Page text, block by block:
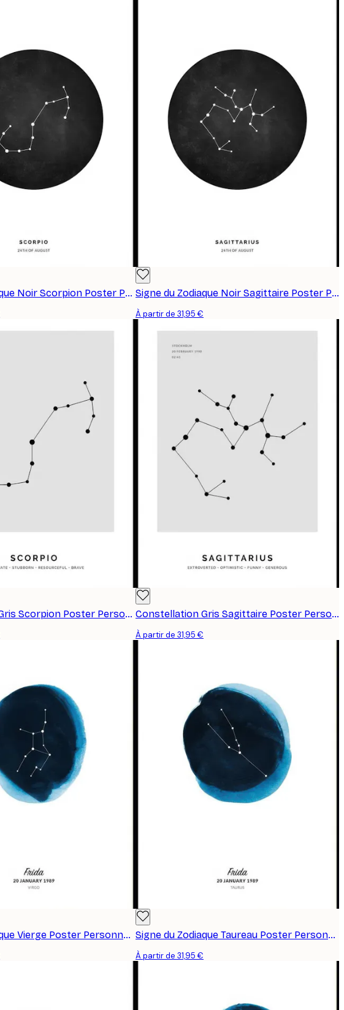
Signe du Zodiaque Noir Scorpion Poster Personnalisé Signe du Zodiaque Noir Sagittaire Poster Personnalisé
À partir de 31,95 €
Constellation Gris Scorpion Poster Personnalisé Constellation Gris Sagittaire Poster Personnalisé
À partir de 31,95 €
Signe du Zodiaque Vierge Poster Personnalisé Signe du Zodiaque Taureau Poster Personnalisé
À partir de 31,95 €